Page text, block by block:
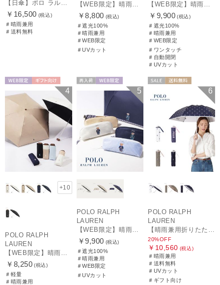
￥16,500 (税込)
＃晴雨兼用
＃送料無料
【WEB限定】晴雨兼用折りたたみ日傘 ポロ ラルフ ローレン（POLO RALPH LAUREN）ポロ ベア ポニー
￥8,800 (税込)
＃遮光100%
＃晴雨兼用
＃WEB限定
＃UVカット
【WEB限定】晴雨兼用自動開閉日傘 ポロ ラルフ ローレン（POLO RALPH LAUREN）ベア 遮光100 UV100 ワンタッチ開閉
￥9,900 (税込)
＃遮光100%
＃晴雨兼用
＃WEB限定
＃ワンタッチ
＃自動開閉
＃UVカット
ギフト向け
UNISEX
4
+10
POLO RALPH
LAUREN
￥8,250 (税込)
＃軽量
＃晴雨兼用
5
POLO RALPH
LAUREN
￥9,900 (税込)
＃遮光100%
＃晴雨兼用
＃WEB限定
＃UVカット
ギフト向け
6
POLO RALPH
LAUREN
20%OFF
￥10,560 (税込)
＃晴雨兼用
＃送料無料
＃UVカット
＃ギフト向け